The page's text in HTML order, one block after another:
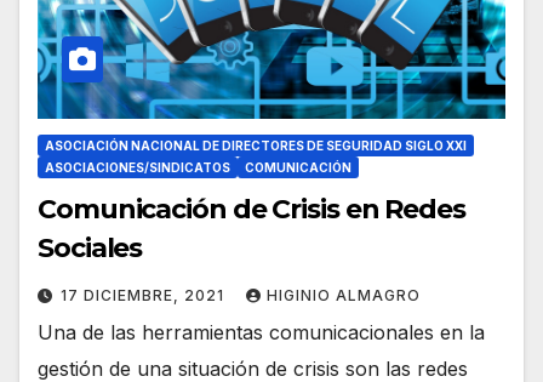
ASOCIACIÓN NACIONAL DE DIRECTORES DE SEGURIDAD SIGLO XXI
ASOCIACIONES/SINDICATOS
COMUNICACIÓN
Comunicación de Crisis en Redes
Sociales
17 DICIEMBRE, 2021 HIGINIO ALMAGRO
Una de las herramientas comunicacionales en la
gestión de una situación de crisis son las redes